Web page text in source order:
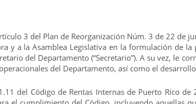
3 del Plan de Reorganización Núm. 3 de 22
y a la Asamblea Legislativa en la formulación de
del Departamento (“Secretario”). A su vez, le
del Departamento, así como el
del Código de Rentas Internas de Puerto Rico